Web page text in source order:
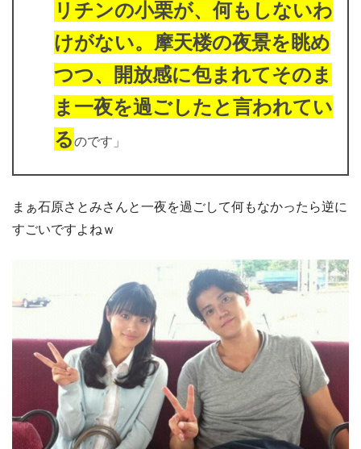
リチンの小栗が、何もしないわ
けがない。摩天楼の夜景を眺め
つつ、開放感に包まれてそのま
ま一夜を過ごしたと言われてい
るのです」
まぁ石原さとみさんと一夜を過ごして何もなかったら逆に
すごいですよねｗ